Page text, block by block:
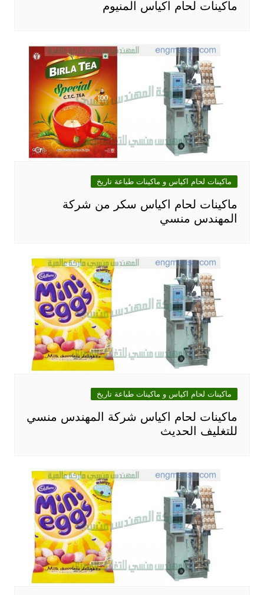
ماكينات لحام اكياس المنيوم
ماكينات لحام اكياس و ماكينات طباعة تاريخ
ماكينات لحام اكياس سكر من شركة
المهندس منسي
ماكينات لحام اكياس و ماكينات طباعة تاريخ
ماكينات لحام اكياس شركة المهندس منسي
للتغليف الحديث